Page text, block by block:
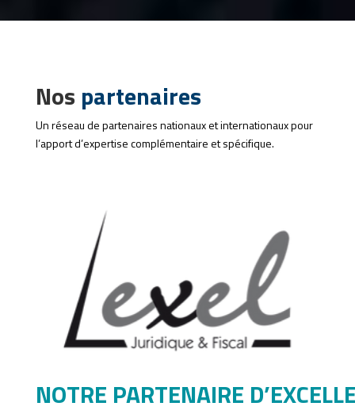
Nos partenaires
Un réseau de partenaires nationaux et internationaux pour
l’apport d’expertise complémentaire et spécifique.
NOTRE PARTENAIRE